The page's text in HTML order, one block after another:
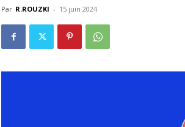
Par R.ROUZKI - 15 juin 2024